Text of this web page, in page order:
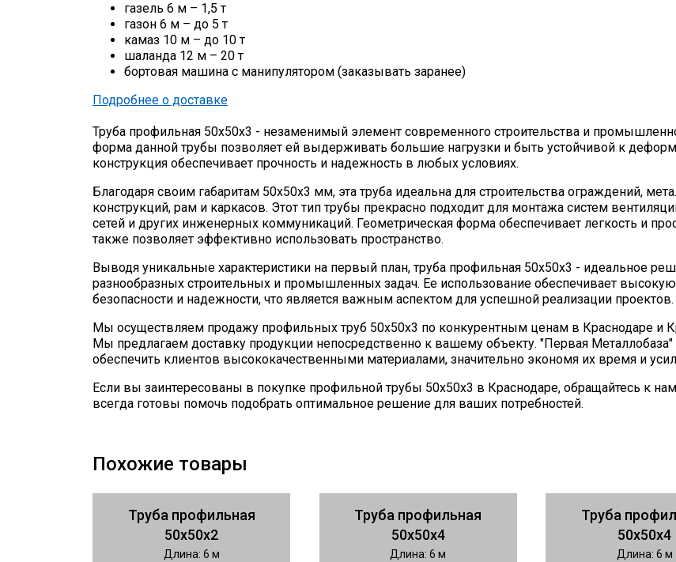
газель 6 м – 1,5 т
газон 6 м – до 5 т
камаз 10 м – до 10 т
шаланда 12 м – 20 т
бортовая машина с манипулятором (заказывать заранее)
Подробнее о доставке
Труба профильная 50х50х3 - незаменимый элемент современного строительства и
форма данной трубы позволяет ей выдерживать большие нагрузки и быть устойчивой к
конструкция обеспечивает прочность и надежность в любых условиях.
Благодаря своим габаритам 50х50х3 мм, эта труба идеальна для строительства ограждений,
конструкций, рам и каркасов. Этот тип трубы прекрасно подходит для монтажа систем
сетей и других инженерных коммуникаций. Геометрическая форма обеспечивает легкость и
также позволяет эффективно использовать пространство.
Выводя уникальные характеристики на первый план, труба профильная 50х50х3 - идеальное
разнообразных строительных и промышленных задач. Ее использование обеспечивает высокую
безопасности и надежности, что является важным аспектом для успешной реализации проектов.
Мы осуществляем продажу профильных труб 50х50х3 по конкурентным ценам в Краснодаре и
Мы предлагаем доставку продукции непосредственно к вашему объекту. "Первая Металлобаза"
обеспечить клиентов высококачественными материалами, значительно экономя их время и
Если вы заинтересованы в покупке профильной трубы 50х50х3 в Краснодаре, обращайтесь к
всегда готовы помочь подобрать оптимальное решение для ваших потребностей.
Похожие товары
Труба профильная
50х50х2
Длина: 6 м
Труба профильная
50х50х4
Длина: 6 м
Труба
50х50х4
Длина: 6 м